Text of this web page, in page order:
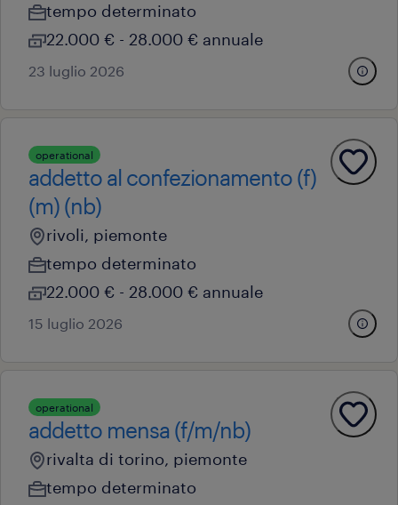
tempo determinato
22.000 € - 28.000 € annuale
23 luglio 2026
operational
addetto al confezionamento (f)
(m) (nb)
rivoli, piemonte
tempo determinato
22.000 € - 28.000 € annuale
15 luglio 2026
operational
addetto mensa (f/m/nb)
rivalta di torino, piemonte
tempo determinato